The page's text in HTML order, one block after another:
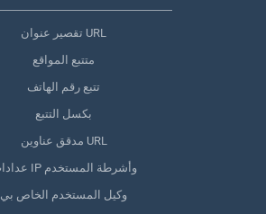
تقصير عنوان URL
متتبع المواقع
تتبع رقم الهاتف
بكسل التتبع
مدقق عناوين URL
عدادات IP وأشرطة المستخدم
وكيل المستخدم الخاص بي